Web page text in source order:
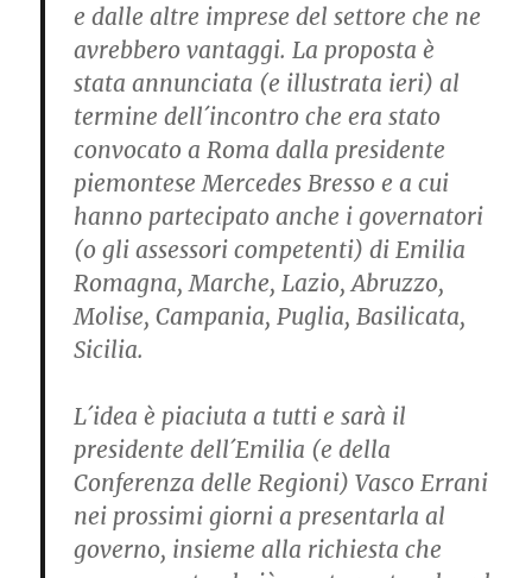
e dalle altre imprese del settore che ne
avrebbero vantaggi. La proposta è
stata annunciata (e illustrata ieri) al
termine dell´incontro che era stato
convocato a Roma dalla presidente
piemontese Mercedes Bresso e a cui
hanno partecipato anche i governatori
(o gli assessori competenti) di Emilia
Romagna, Marche, Lazio, Abruzzo,
Molise, Campania, Puglia, Basilicata,
Sicilia.
L´idea è piaciuta a tutti e sarà il
presidente dell´Emilia (e della
Conferenza delle Regioni) Vasco Errani
nei prossimi giorni a presentarla al
governo, insieme alla richiesta che